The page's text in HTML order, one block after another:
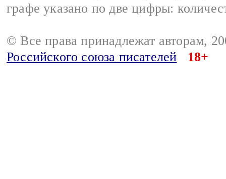
графе указано по две цифры:
© Все права принадлежат авторам,
Российского союза писателей
18+